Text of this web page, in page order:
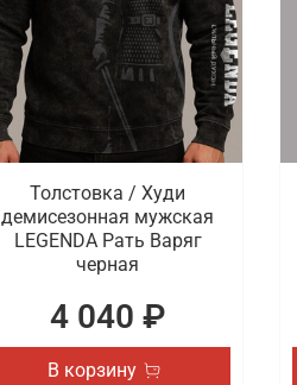
Толстовка / Худи
демисезонная мужская
LEGENDA Рать Варяг
черная
4 040 ₽
В корзину